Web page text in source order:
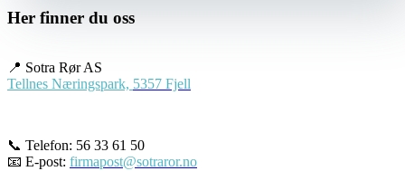
Her finner du oss
📍 Sotra Rør AS
Tellnes Næringspark, 5357 Fjell
📞 Telefon: 56 33 61 50
📧 E-post: firmapost@sotraror.no